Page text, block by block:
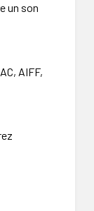
un son
AIFF,